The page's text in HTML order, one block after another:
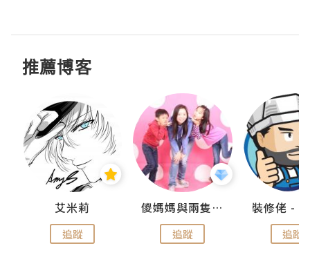
推薦博客
艾米莉
追蹤
儍媽媽與兩隻小魔怪之家
追蹤 追蹤